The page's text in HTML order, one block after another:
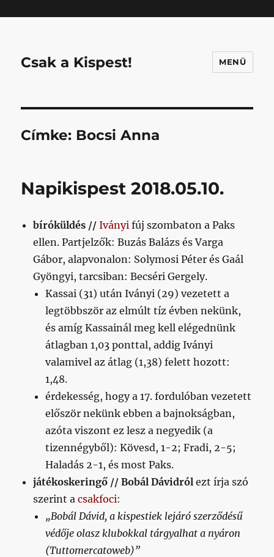
Csak a Kispest! MENÜ
Címke: Bocsi Anna
Napikispest 2018.05.10.
bíróküldés //Iványi fúj szombaton a Paks
ellen. Partjelzők: Buzás Balázs és Varga
Gábor, alapvonalon: Solymosi Péter és Gaál
Gyöngyi, tarcsiban: Becséri Gergely.
Kassai (31) után Iványi (29) vezetett a
legtöbbször az elmúlt tíz évben nekünk,
és amíg Kassainál meg kell elégednünk
átlagban 1,03 ponttal, addig Iványi
valamivel az átlag (1,38) felett hozott:
1,48.
érdekesség, hogy a 17. fordulóban vezetett
először nekünk ebben a bajnokságban,
azóta viszont ez lesz a negyedik (a
tizennégyből): Kövesd, 1-2; Fradi, 2-5;
Haladás 2-1, és most Paks.
játékoskeringő // Bobál Dávidrólezt írja szó
szerint acsakfoci:
„Bobál Dávid, a kispestiek lejáró szerződésű
védője olasz klubokkal tárgyalhat a nyáron
(Tuttomercatoweb)”